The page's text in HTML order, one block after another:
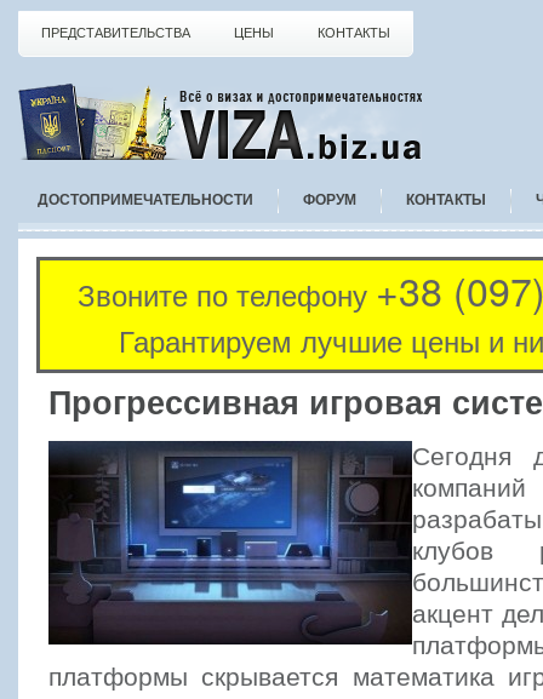
ПРЕДСТАВИТЕЛЬСТВА ЦЕНЫ КОНТАКТЫ
ДОСТОПРИМЕЧАТЕЛЬНОСТИ ФОРУМ КОНТАКТЫ
Звоните по телефону +38
Гарантируем лучшие цены и
Прогрессивная игровая
Сегодня
клубов
акцент
платформы скрывается математика